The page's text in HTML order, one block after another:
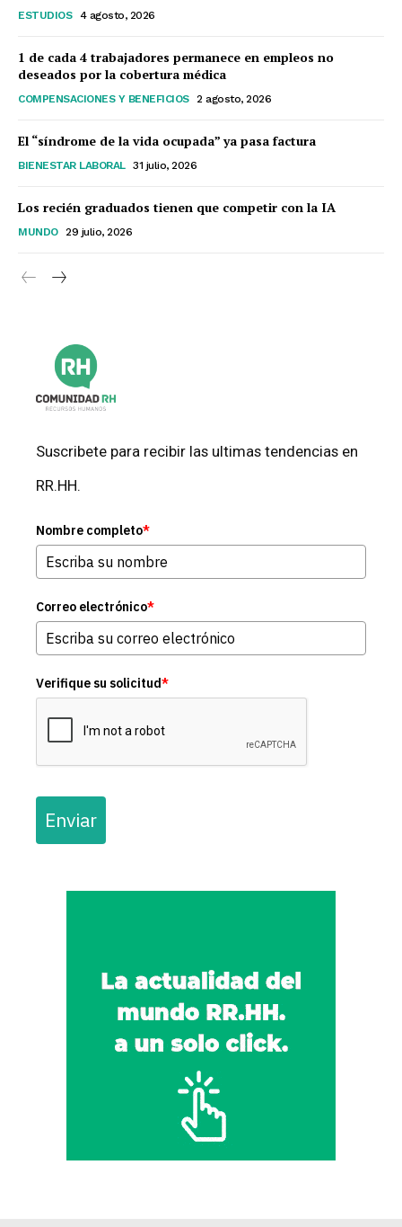
ESTUDIOS 4 agosto, 2026
1 de cada 4 trabajadores permanece en empleos no
deseados por la cobertura médica
COMPENSACIONES Y BENEFICIOS 2 agosto, 2026
El “síndrome de la vida ocupada” ya pasa factura
BIENESTAR LABORAL 31 julio, 2026
Los recién graduados tienen que competir con la IA
MUNDO 29 julio, 2026
Suscribete para recibir las ultimas tendencias en
RR.HH.
Nombre completo*
Correo electrónico*
Verifique su solicitud*
Enviar